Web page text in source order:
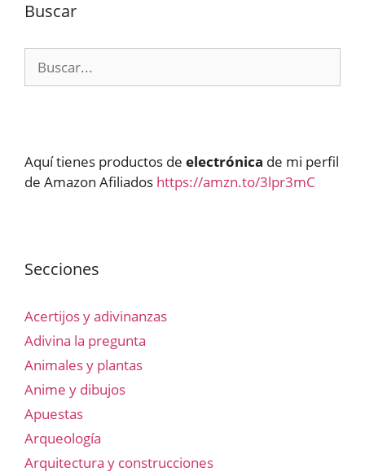
Buscar
Aquí tienes productos de electrónica de mi perfil
de Amazon Afiliados https://amzn.to/3lpr3mC
Secciones
Acertijos y adivinanzas
Adivina la pregunta
Animales y plantas
Anime y dibujos
Apuestas
Arqueología
Arquitectura y construcciones